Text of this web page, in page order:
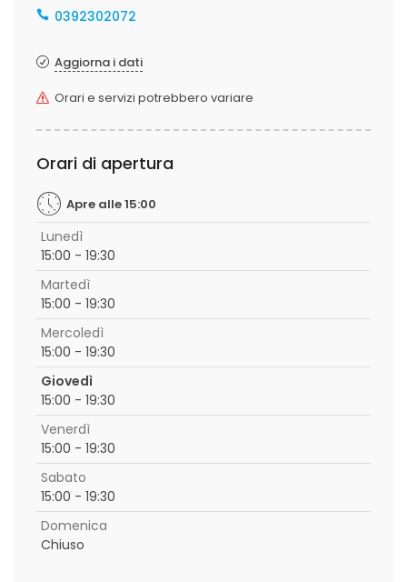
0392302072
Aggiorna i dati
Orari e servizi potrebbero variare
Orari di apertura
Apre alle 15:00
Lunedì
15:00 - 19:30
Martedì
15:00 - 19:30
Mercoledì
15:00 - 19:30
Giovedì
15:00 - 19:30
Venerdì
15:00 - 19:30
Sabato
15:00 - 19:30
Domenica
Chiuso